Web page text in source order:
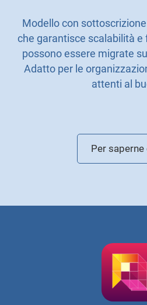
Modello con
che garantisce scalabilità e
possono essere migrate
Adatto per le
attenti al
Per saperne